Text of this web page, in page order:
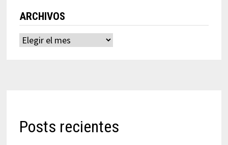
ARCHIVOS
Archivos
Posts recientes